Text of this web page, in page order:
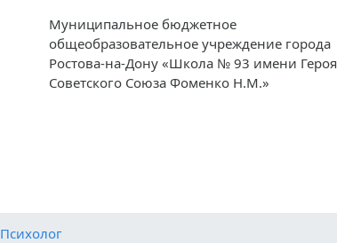
Муниципальное бюджетное
общеобразовательное учреждение города
Ростова-на-Дону «Школа № 93 имени Героя
Советского Союза Фоменко Н.М.»
Психолог